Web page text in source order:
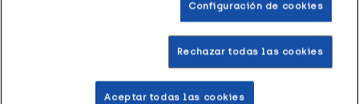
comodidad y seguridad, lo que evita posibles derrames.
Añadir a la Wishlist
Configuración de cookies
Rechazar todas las cookies
Aceptar todas las cookies